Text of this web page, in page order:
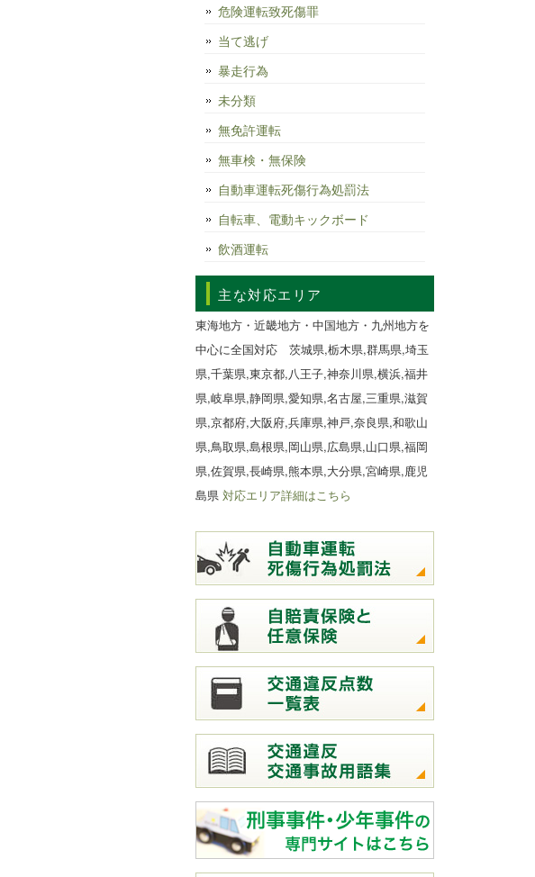
危険運転致死傷罪
当て逃げ
暴走行為
未分類
無免許運転
無車検・無保険
自動車運転死傷行為処罰法
自転車、電動キックボード
飲酒運転
主な対応エリア
東海地方・近畿地方・中国地方・九州地方を
中心に全国対応 茨城県,栃木県,群馬県,埼玉
県,千葉県,東京都,八王子,神奈川県,横浜,福井
県,岐阜県,静岡県,愛知県,名古屋,三重県,滋賀
県,京都府,大阪府,兵庫県,神戸,奈良県,和歌山
県,鳥取県,島根県,岡山県,広島県,山口県,福岡
県,佐賀県,長崎県,熊本県,大分県,宮崎県,鹿児
島県 対応エリア詳細はこちら